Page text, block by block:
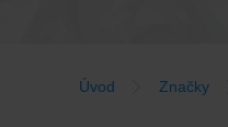
Úvod Značky